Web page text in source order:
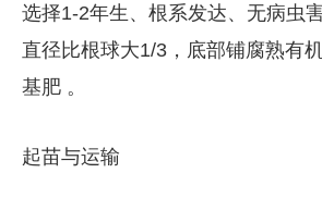
选择1-2年生、根系发达、无病虫
直径比根球大1/3，底部铺腐熟有
基肥 。 ​​
起苗与运输​​